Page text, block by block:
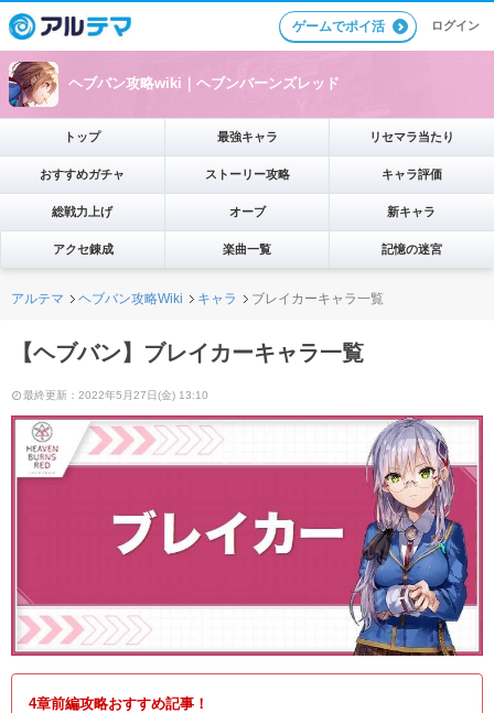
ゲームでポイ活 ログイン
ヘブバン攻略wiki｜ヘブンバーンズレッド
トップ 最強キャラ リセマラ当たり
おすすめガチャ ストーリー攻略 キャラ評価
総戦力上げ オーブ 新キャラ
アクセ錬成 楽曲一覧 記憶の迷宮
アルテマ ヘブバン攻略Wiki キャラ ブレイカーキャラ一覧
【ヘブバン】ブレイカーキャラ一覧
最終更新：2022年5月27日(金) 13:10
4章前編攻略おすすめ記事！